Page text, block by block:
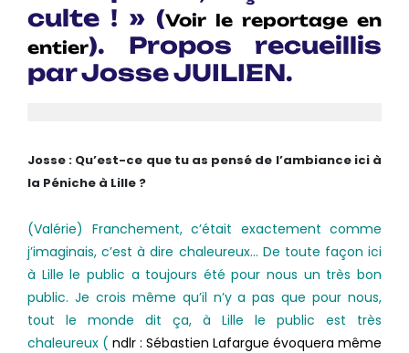
culte ! » (Voir le reportage en
entier). Propos recueillis
par Josse JUILIEN.
Josse : Qu’est-ce que tu as pensé de l’ambiance ici à
la Péniche à Lille ?
(Valérie) Franchement, c’était exactement comme
j’imaginais, c’est à dire chaleureux… De toute façon ici
à Lille le public a toujours été pour nous un très bon
public. Je crois même qu’il n’y a pas que pour nous,
tout le monde dit ça, à Lille le public est très
chaleureux ( ndlr : Sébastien Lafargue évoquera même